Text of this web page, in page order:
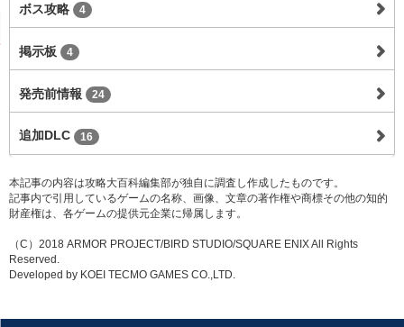
ボス攻略 4
掲示板 4
発売前情報 24
追加DLC 16
本記事の内容は攻略大百科編集部が独自に調査し作成したものです。
記事内で引用しているゲームの名称、画像、文章の著作権や商標その他の知的
財産権は、各ゲームの提供元企業に帰属します。
（C）2018 ARMOR PROJECT/BIRD STUDIO/SQUARE ENIX All Rights
Reserved.
Developed by KOEI TECMO GAMES CO.,LTD.